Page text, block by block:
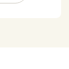
培、花卉（か